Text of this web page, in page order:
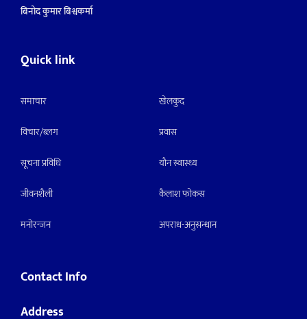
बिनोद कुमार बिश्वकर्मा
Quick link
समाचार
विचार/ब्लग
सूचना प्रविधि
जीवनशैली
मनाेरन्जन
खेलकुद
प्रवास
याैन स्वास्थ्य
कैलाश फोकस
अपराध-अनुसन्धान
Contact Info
Address